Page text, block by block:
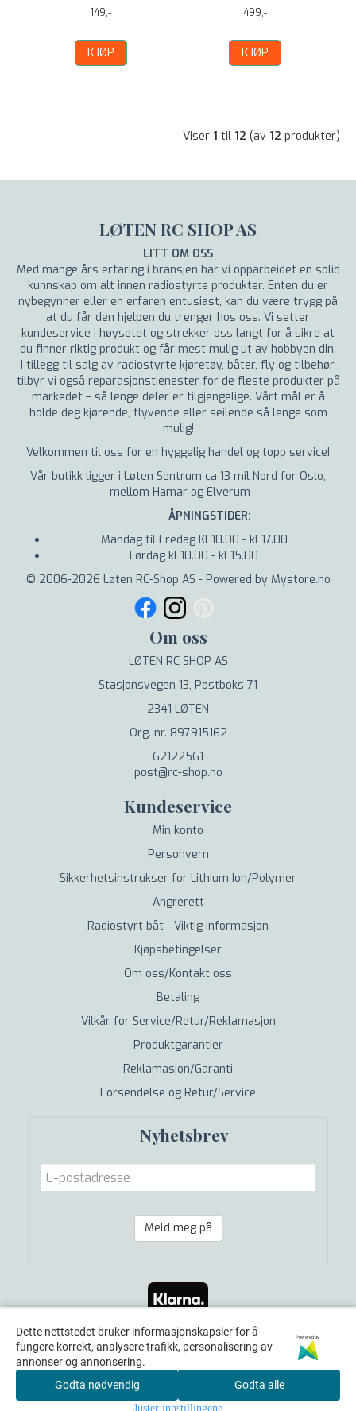
149,-
KJØP
499,-
KJØP
Viser 1 til 12 (av 12 produkter)
LØTEN RC SHOP AS
LITT OM OSS
Med mange års erfaring i bransjen har vi opparbeidet en solid
kunnskap om alt innen radiostyrte produkter. Enten du er
nybegynner eller en erfaren entusiast, kan du være trygg på
at du får den hjelpen du trenger hos oss. Vi setter
kundeservice i høysetet og strekker oss langt for å sikre at
du finner riktig produkt og får mest mulig ut av hobbyen din.
I tillegg til salg av radiostyrte kjøretøy, båter, fly og tilbehør,
tilbyr vi også reparasjonstjenester for de fleste produkter på
markedet – så lenge deler er tilgjengelige. Vårt mål er å
holde deg kjørende, flyvende eller seilende så lenge som
mulig!
Velkommen til oss for en hyggelig handel og topp service!
Vår butikk ligger i Løten Sentrum ca 13 mil Nord for Oslo,
mellom Hamar og Elverum
ÅPNINGSTIDER:
Mandag til Fredag Kl 10.00 - kl 17.00
Lørdag kl 10.00 - kl 15.00
© 2006-2026 Løten RC-Shop AS - Powered by Mystore.no
Om oss
LØTEN RC SHOP AS
Stasjonsvegen 13, Postboks 71
2341 LØTEN
Org. nr. 897915162
62122561
post@rc-shop.no
Kundeservice
Min konto
Personvern
Sikkerhetsinstrukser for Lithium Ion/Polymer
Angrerett
Radiostyrt båt - Viktig informasjon
Kjøpsbetingelser
Om oss/Kontakt oss
Betaling
Vilkår for Service/Retur/Reklamasjon
Produktgarantier
Reklamasjon/Garanti
Forsendelse og Retur/Service
Nyhetsbrev
Meld meg på
Dette nettstedet bruker informasjonskapsler for å
fungere korrekt, analysere trafikk, personalisering av
annonser og annonsering.
Powered by
Godta nødvendig Godta alle
Juster innstillingene